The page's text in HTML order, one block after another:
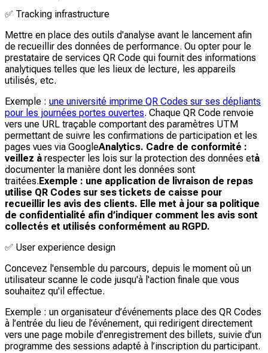
✅ Tracking infrastructure
Mettre en place des outils d'analyse avant le lancement afin
de recueillir des données de performance. Ou opter pour le
prestataire de services QR Code qui fournit des informations
analytiques telles que les lieux de lecture, les appareils
utilisés, etc.
Exemple : une université imprime QR Codes sur ses dépliants
pour les journées portes ouvertes. Chaque QR Code renvoie
vers une URL traçable comportant des paramètres UTM
permettant de suivre les confirmations de participation et les
pages vues via GoogleAnalytics. Cadre de conformité :
veillez à respecter les lois sur la protection des données età
documenter la manière dont les données sont
traitées. Exemple : une application de livraison de repas
utilise QR Codes sur ses tickets de caisse pour
recueillir les avis des clients. Elle met à jour sa politique
de confidentialité afin d’indiquer comment les avis sont
collectés et utilisés conformément au RGPD.
✅ User experience design
Concevez l'ensemble du parcours, depuis le moment où un
utilisateur scanne le code jusqu'à l'action finale que vous
souhaitez qu'il effectue.
Exemple : un organisateur d’événements place des QR Codes
à l’entrée du lieu de l’événement, qui redirigent directement
vers une page mobile d’enregistrement des billets, suivie d’un
programme des sessions adapté à l’inscription du participant.